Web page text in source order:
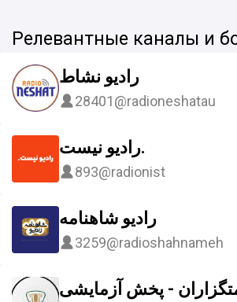
Релевантные каналы и
رادیو نشاط
28401@radioneshatau
رادیو نیست.
893@radionist
رادیو شاهنامه
3259@radioshahnameh
- پخش آزمایشی